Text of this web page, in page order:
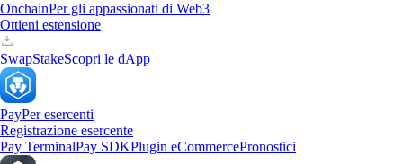
OnchainPer gli appassionati di Web3
Ottieni estensione
SwapStakeScopri le dApp
PayPer esercenti
Registrazione esercente
Pay TerminalPay SDKPlugin eCommercePronostici